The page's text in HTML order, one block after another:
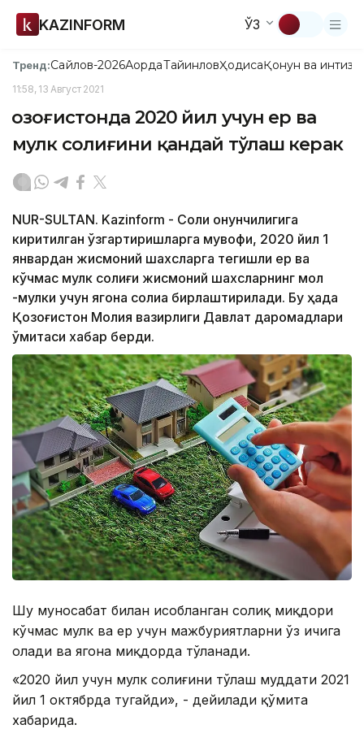
KAZINFORM ЎЗ
Тренд:Сайлов-2026АқордаТайинловҲодисаҚонун ва
11:58, 13 Август 2021
Қозоғистонда 2020 йил учун ер ва
мулк солиғини қандай тўлаш керак
NUR-SULTAN. Kazinform - Солиқ қонунчилигига
киритилган ўзгартиришларга мувофиқ, 2020 йил 1
январдан жисмоний шахсларга тегишли ер ва
кўчмас мулк солиғи жисмоний шахсларнинг мол
-мулки учун ягона солиққа бирлаштирилади. Бу ҳақда
Қозоғистон Молия вазирлиги Давлат даромадлари
қўмитаси хабар берди.
Шу муносабат билан ҳисобланган солиқ миқдори
кўчмас мулк ва ер учун мажбуриятларни ўз ичига
олади ва ягона миқдорда тўланади.
«2020 йил учун мулк солиғини тўлаш муддати 2021
йил 1 октябрда тугайди», - дейилади қўмита
хабарида.